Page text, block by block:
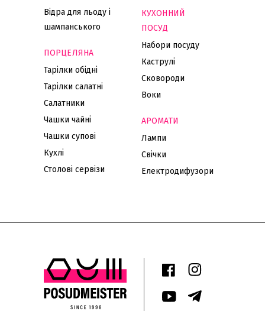
Відра для льоду і
шампанського
ПОРЦЕЛЯНА
Тарілки обідні
Тарілки салатні
Салатники
Чашки чайні
Чашки супові
Кухлі
Столові сервізи
КУХОННИЙ
ПОСУД
Набори посуду
Каструлі
Сковороди
Воки
АРОМАТИ
Лампи
Свічки
Електродифузори